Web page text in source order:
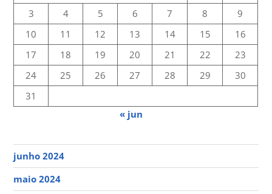
3 4 5 6 7 8
9
10
11 12 13 14 15
16
17
18 19 20 21 22
23
24
25 26 27 28 29
30
31
« jun
junho 2024
maio 2024